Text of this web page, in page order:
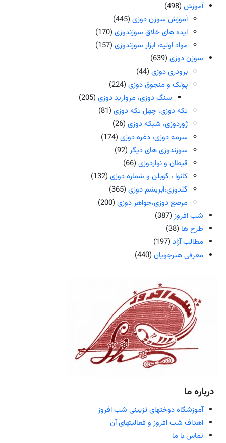
آموزش (498)
آموزش سوزن دوزی (445)
ایده های خلاق سوزندوزی (170)
مواد اولیه، ابزار سوزندوزی (157)
سوزن دوزی (639)
برودری دوزی (44)
پولک و منجوق دوزی (224)
سنگ دوزی، مروارید دوزی(205)
تکه دوزی، چهل تکه دوزی (81)
ژوردوزی، شبکه دوزی (26)
سرمه دوزی، ذغره دوزی (174)
سوزندوزی های دیگر (92)
قیطان و نواردوزی (66)
کانوا ، گوبلن و شماره دوزی (132)
گلدوزی،ابریشم دوزی (365)
مرصع دوزی،جواهر دوزی (200)
شب افروز (387)
طرح ها (38)
مطالب آزاد (197)
معرفی هنرجویان (440)
درباره ما
آموزشگاه دوختهای تزیینی شب افروز
اهداف شب افروز و فعالیتهای آن
تماس با ما